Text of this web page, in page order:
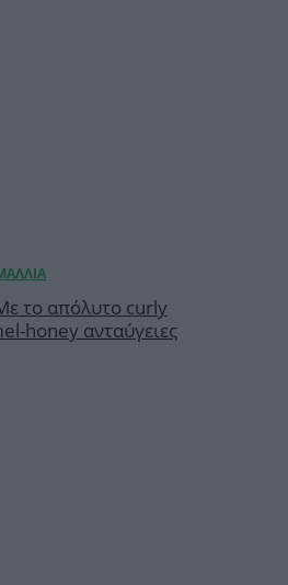
το απόλυτο curly
honey ανταύγειες